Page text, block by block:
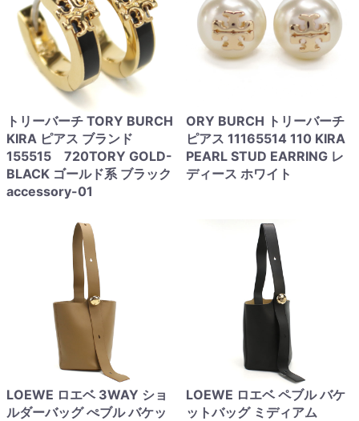
トリーバーチ TORY BURCH
KIRA ピアス ブランド
155515 720TORY GOLD-
BLACK ゴールド系 ブラック
accessory-01
ORY BURCH トリーバーチ
ピアス 11165514 110 KIRA
PEARL STUD EARRING レ
ディース ホワイト
LOEWE ロエベ 3WAY ショ
ルダーバッグ ぺブル バケッ
LOEWE ロエベ ペブル バケ
ットバッグ ミディアム